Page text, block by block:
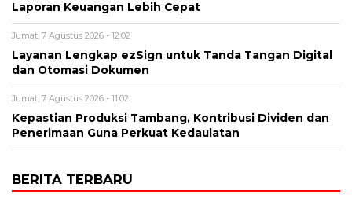
Laporan Keuangan Lebih Cepat
Jumat, 7 Agustus 2026 - 12:02
Layanan Lengkap ezSign untuk Tanda Tangan Digital
dan Otomasi Dokumen
Jumat, 7 Agustus 2026 - 11:02
Kepastian Produksi Tambang, Kontribusi Dividen dan
Penerimaan Guna Perkuat Kedaulatan
BERITA TERBARU